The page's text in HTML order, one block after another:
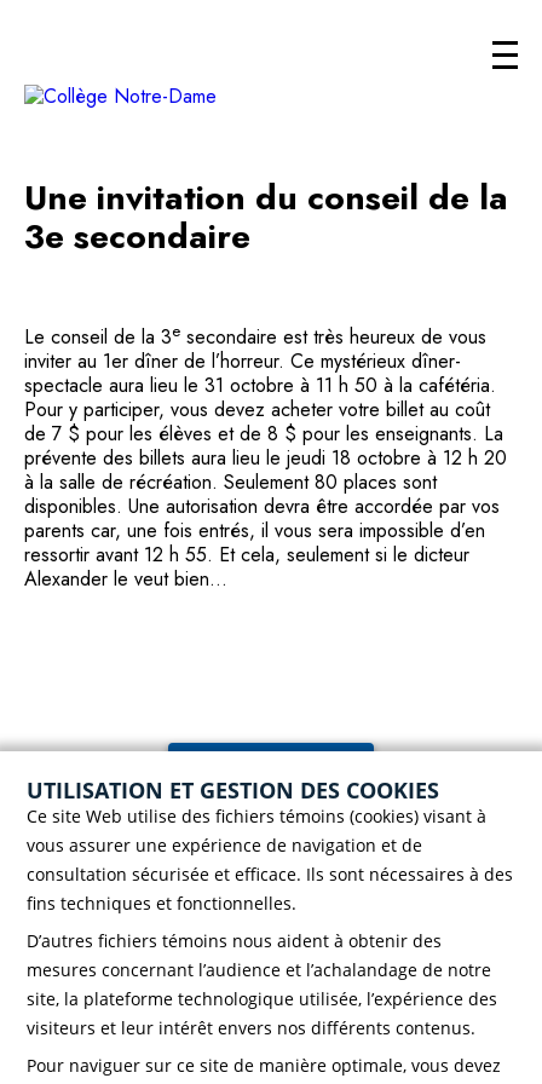
Une invitation du conseil de la
3e secondaire
Le conseil de la 3e secondaire est très heureux de vous
inviter au 1er dîner de l’horreur. Ce mystérieux dîner-
spectacle aura lieu le 31 octobre à 11 h 50 à la cafétéria.
Pour y participer, vous devez acheter votre billet au coût
de 7 $ pour les élèves et de 8 $ pour les enseignants. La
prévente des billets aura lieu le jeudi 18 octobre à 12 h 20
à la salle de récréation. Seulement 80 places sont
disponibles. Une autorisation devra être accordée par vos
parents car, une fois entrés, il vous sera impossible d’en
ressortir avant 12 h 55. Et cela, seulement si le dicteur
Alexander le veut bien…
Case postale 786, 56 rue Saint-Henri
Rivière-du-Loup (Québec) G5R 3Z5
Téléphone :418 862-8257
Télécopieur :
418 862-8495
UTILISATION ET GESTION DES COOKIES
Ce site Web utilise des fichiers témoins (cookies) visant à
vous assurer une expérience de navigation et de
consultation sécurisée et efficace. Ils sont nécessaires à des
fins techniques et fonctionnelles.
D’autres fichiers témoins nous aident à obtenir des
mesures concernant l’audience et l’achalandage de notre
site, la plateforme technologique utilisée, l’expérience des
visiteurs et leur intérêt envers nos différents contenus.
Pour naviguer sur ce site de manière optimale, vous devez